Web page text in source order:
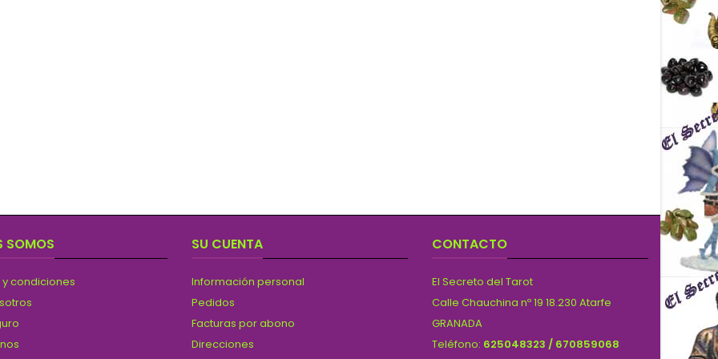
SOMOS
condiciones
SU CUENTA
Información personal
Pedidos
Facturas por abono
Direcciones
CONTACTO
El Secreto del Tarot
Calle Chauchina nº 19 18.230 Atarfe
GRANADA
Teléfono: 625048323 / 670859068